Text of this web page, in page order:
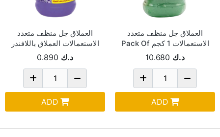
العملاق جل منظف متعدد
الاستعمالات 1 كجم Pack Of
12 د.ك 10.680
ADD
العملاق جل منظف متعدد
الاستعمالات العملاق باللافندر
1 كجم
د.ك 0.890
ADD